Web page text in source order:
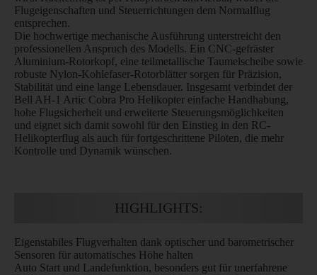
Flugeigenschaften und Steuerrichtungen dem Normalflug
entsprechen.
Die hochwertige mechanische Ausführung unterstreicht den
professionellen Anspruch des Modells. Ein CNC-gefräster
Aluminium-Rotorkopf, eine teilmetallische Taumelscheibe sowie
robuste Nylon-Kohlefaser-Rotorblätter sorgen für Präzision,
Stabilität und eine lange Lebensdauer. Insgesamt verbindet der
Bell AH-1 Artic Cobra Pro Helikopter einfache Handhabung,
hohe Flugsicherheit und erweiterte Steuerungsmöglichkeiten
und eignet sich damit sowohl für den Einstieg in den RC-
Helikopterflug als auch für fortgeschrittene Piloten, die mehr
Kontrolle und Dynamik wünschen.
HIGHLIGHTS:
Eigenstabiles Flugverhalten dank optischer und barometrischer
Sensoren für automatisches Höhe halten
Auto Start und Landefunktion, besonders gut für unerfahrene